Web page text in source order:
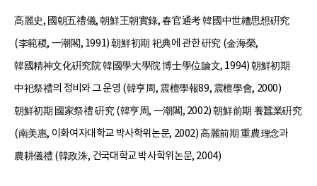
高麗史, 國朝五禮儀, 朝鮮王朝實錄, 春官通考 韓國中世禮思想硏究
(李範稷, 一潮閣, 1991) 朝鮮初期 祀典에 관한 硏究 (金海榮,
韓國精神文化硏究院 韓國學大學院 博士學位論文, 1994) 朝鮮初期
中祀祭禮의 정비와 그 운영 (韓亨周, 震檀學報89, 震檀學會, 2000)
朝鮮初期 國家祭禮 硏究 (韓亨周, 一潮閣, 2002) 朝鮮前期 養蠶業硏究
(南美惠, 이화여자대학교 박사학위논문, 2002) 高麗前期 重農理念과
農耕儀禮 (韓政洙, 건국대학교 박사학위논문, 2004)